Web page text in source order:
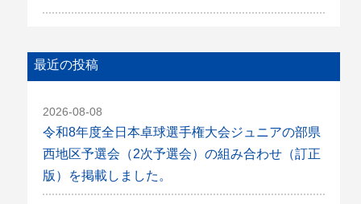
最近の投稿
2026-08-08
令和8年度全日本卓球選手権大会ジュニアの部県
西地区予選会（2次予選会）の組み合わせ（訂正
版）を掲載しました。